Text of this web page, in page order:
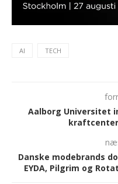
AI TECH
Aalborg Universitet
Danske modebrands
EYDA, Pilgrim og